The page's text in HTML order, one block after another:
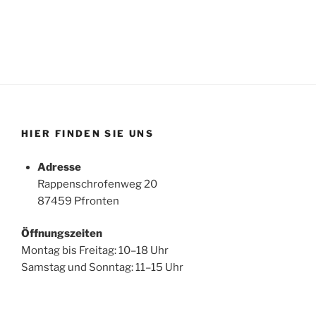
HIER FINDEN SIE UNS
Adresse
Rappenschrofenweg 20
87459 Pfronten
Öffnungszeiten
Montag bis Freitag: 10–18 Uhr
Samstag und Sonntag: 11–15 Uhr